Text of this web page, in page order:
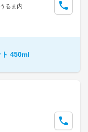
るま内
ト 450ml